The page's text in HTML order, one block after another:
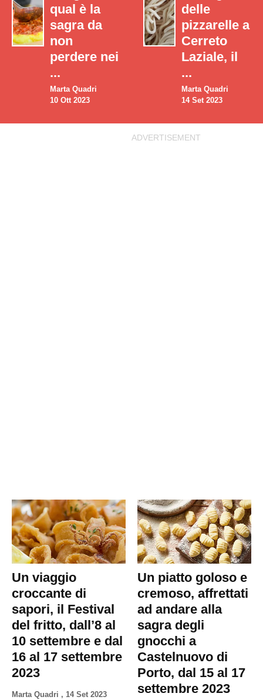
qual è la
sagra da
non
perdere nei
...
Marta Quadri
10 Ott 2023
delle
pizzarelle a
Cerreto
Laziale, il
...
Marta Quadri
14 Set 2023
Un viaggio
croccante di
sapori, il Festival
del fritto, dall’8 al
10 settembre e dal
16 al 17 settembre
2023
Marta Quadri , 14 Set 2023
Un piatto goloso e
cremoso, affrettati
ad andare alla
sagra degli
gnocchi a
Castelnuovo di
Porto, dal 15 al 17
settembre 2023